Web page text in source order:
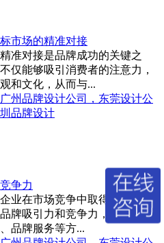
市场的精准对接
准对接是品牌成功的关键之
仅能够吸引消费者的注意力，
和文化，从而与...
州品牌设计公司，东莞设计公
品牌设计
争力
业在市场竞争中取得优势的关
牌吸引力和竞争力，企业需要
品牌服务等方...